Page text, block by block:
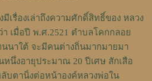
มีเรื่องเล่าถึงความศักดิ์สิทธิ์ของ หลวง
เมื่อปี พ.ศ.2521 ตำบลโคกกลอย
นาใต้ จะมีคนต่างถิ่นมากมายมา
นึ่งอายุประมาณ 20 ปีเศษ สักเสือ
บตานิ่งต่อหน้าองค์หลวงพ่อใน